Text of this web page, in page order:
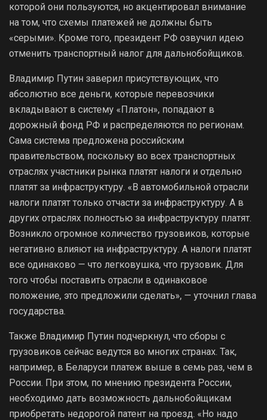
которой они пользуются, но акцентировал внимание
на том, что схемы платежей не должны быть
«серыми». Кроме того, президент РФ озвучил идею
отменить транспортный налог для дальнобойщиков.
Владимир Путин заверил присутствующих, что
абсолютно все деньги, которые перевозчики
вкладывают в систему «Платон», попадают в
дорожный фонд РФ и распределяются по регионам.
Сама система предложена российским
правительством, поскольку во всех транспортных
отраслях участники рынка платят налоги и отдельно
платят за инфраструктуру. «В автомобильной отрасли
налоги платят только отчасти за инфраструктуру. А в
других отраслях полностью за инфраструктуру платят.
Возникло огромное количество грузовиков, которые
негативно влияют на инфраструктуру. А налоги платят
все одинаково — что легковушка, что грузовик. Для
того чтобы поставить отрасли в одинаковое
положение, это предложили сделать», — уточнил глава
государства.
Также Владимир Путин подчеркнул, что сборы с
грузовиков сейчас ведутся во многих странах. Так,
например, в Беларуси платеж выше в семь раз, чем в
России. При этом, по мнению президента России,
необходимо дать возможность дальнобойщикам
приобретать недорогой патент на проезд. «Но надо